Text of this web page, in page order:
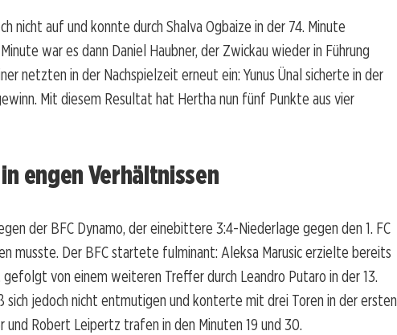
nicht auf und konnte durch Shalva Ogbaize in der 74. Minute
war es dann Daniel Haubner, der Zwickau wieder in Führung
netzten in der Nachspielzeit erneut ein: Yunus Ünal sicherte in der
Mit diesem Resultat hat Hertha nun fünf Punkte aus vier
engen Verhältnissen
der BFC Dynamo, der einebittere 3:4-Niederlage gegen den 1. FC
musste. Der BFC startete fulminant: Aleksa Marusic erzielte bereits
gefolgt von einem weiteren Treffer durch Leandro Putaro in der 13.
sich jedoch nicht entmutigen und konterte mit drei Toren in der ersten
und Robert Leipertz trafen in den Minuten 19 und 30.